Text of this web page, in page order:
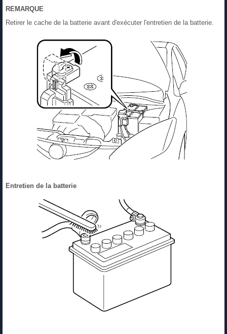
REMARQUE
Retirer le cache de la batterie avant d'exécuter l'entretien de la batterie.
Entretien de la batterie